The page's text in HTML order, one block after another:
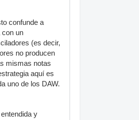
confunde a
con un
(es decir,
no producen
mismas notas
aquí es
uno de los DAW.
y